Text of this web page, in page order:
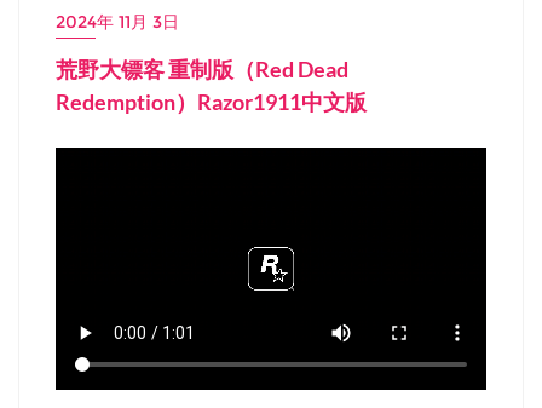
2024年 11月 3日
荒野大镖客 重制版（Red Dead
Redemption）Razor1911中文版